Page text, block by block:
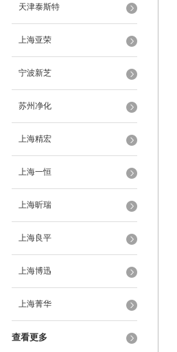
天津泰斯特
上海亚荣
宁波新芝
苏州净化
上海精宏
上海一恒
上海昕瑞
上海良平
上海博迅
上海菁华
查看更多